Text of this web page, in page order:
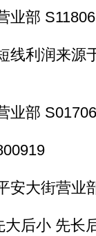
部
利润来源
部
大街营业
后小 先长